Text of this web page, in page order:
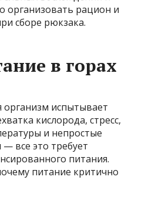
организовать рацион и
сборе рюкзака.
в горах
испытывает
кислорода, стресс,
и непростые
все это требует
питания.
питание критично